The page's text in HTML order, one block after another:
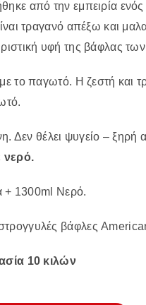
από την εμπειρία
τραγανό απέξω και
υφή της βάφλας
το παγωτό. Η ζεστή και
Δεν θέλει ψυγείο –
νερό.
+ 1300ml Νερό.
βάφλες
10 κιλών